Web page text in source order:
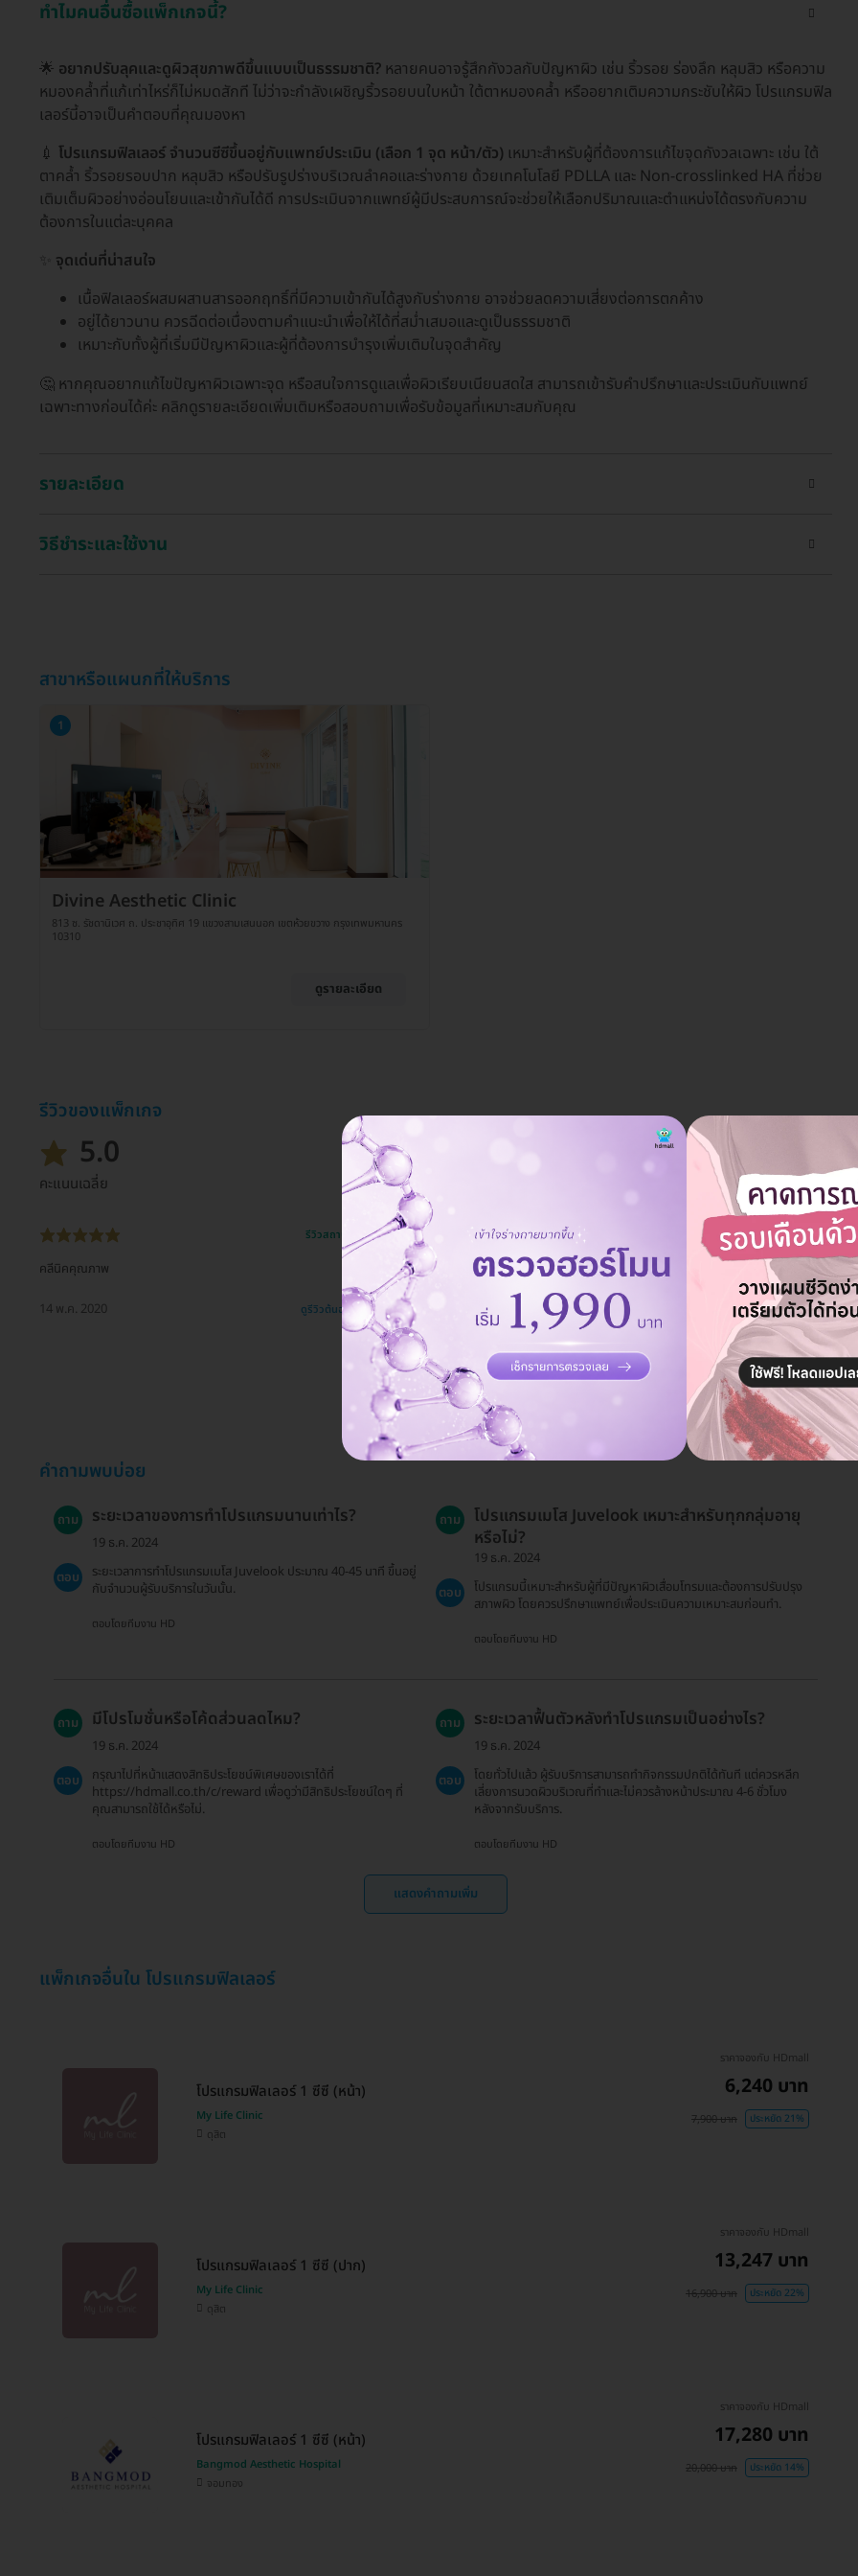
ทำไมคนอื่นซื้อแพ็กเกจนี้?
🌟 อยากปรับลุคและดูผิวสุขภาพดีขึ้นแบบเป็นธรรมชาติ? หลายคนอาจรู้สึกกังวลกับปัญหาผิว เช่น ริ้วรอย ร่องลึก หลุมสิว หรือความ
หมองคล้ำที่แก้เท่าไหร่ก็ไม่หมดสักที ไม่ว่าจะกำลังเผชิญริ้วรอยบนใบหน้า ใต้ตาหมองคล้ำ หรืออยากเติมความกระชับให้ผิว โปรแกรมฟิล
เลอร์นี้อาจเป็นคำตอบที่คุณมองหา
💉 โปรแกรมฟิลเลอร์ จำนวนซีซีขึ้นอยู่กับแพทย์ประเมิน (เลือก 1 จุด หน้า/ตัว) เหมาะสำหรับผู้ที่ต้องการแก้ไขจุดกังวลเฉพาะ เช่น ใต้
ตาคล้ำ ริ้วรอยรอบปาก หลุมสิว หรือปรับรูปร่างบริเวณลำคอและร่างกาย ด้วยเทคโนโลยี PDLLA และ Non-crosslinked HA ที่ช่วย
เติมเต็มผิวอย่างอ่อนโยนและเข้ากันได้ดี การประเมินจากแพทย์ผู้มีประสบการณ์จะช่วยให้เลือกปริมาณและตำแหน่งได้ตรงกับความ
ต้องการในแต่ละบุคคล
จุดเด่นที่น่าสนใจ
เนื้อฟิลเลอร์ผสมผสานสารออกฤทธิ์ที่มีความเข้ากันได้สูงกับร่างกาย อาจช่วยลดความเสี่ยงต่อการตกค้าง
อยู่ได้ยาวนาน ควรฉีดต่อเนื่องตามคำแนะนำเพื่อให้ได้ที่สม่ำเสมอและดูเป็นธรรมชาติ
เหมาะกับทั้งผู้ที่เริ่มมีปัญหาผิวและผู้ที่ต้องการบำรุงเพิ่มเติมในจุดสำคัญ
🤔 หากคุณอยากแก้ไขปัญหาผิวเฉพาะจุด หรือสนใจการดูแลเพื่อผิวเรียบเนียนสดใส สามารถเข้ารับคำปรึกษาและประเมินกับแพทย์
เฉพาะทางก่อนได้ค่ะ คลิกดูรายละเอียดเพิ่มเติมหรือสอบถามเพื่อรับข้อมูลที่เหมาะสมกับคุณ
รายละเอียด
วิธีชำระและใช้งาน
สาขาหรือแผนกที่ให้บริการ
1
Divine Aesthetic Clinic
813 ซ. รัชดานิเวศ ถ. ประชาอุทิศ 19 แขวงสามเสนนอก เขตห้วยขวาง กรุงเทพมหานคร
10310
ดูรายละเอียด
รีวิวของแพ็กเกจ
5.0
คะแนนเฉลี่ย
รีวิวสถานที่ให้บริการ 🏥
คลีนิคคุณภาพ
14 พ.ค. 2020 ดูรีวิวต้นฉบับ
คำถามพบบ่อย
ถาม ระยะเวลาของการทำโปรแกรมนานเท่าไร?
19 ธ.ค. 2024
ตอบ
ระยะเวลาการทำโปรแกรมเมโส Juvelook ประมาณ 40-45 นาที ขึ้นอยู่
กับจำนวนผู้รับบริการในวันนั้น.
ตอบโดยทีมงาน HD
ถาม
โปรแกรมเมโส Juvelook เหมาะสำหรับทุกกลุ่มอายุ
หรือไม่?
19 ธ.ค. 2024
ตอบ
โปรแกรมนี้เหมาะสำหรับผู้ที่มีปัญหาผิวเสื่อมโทรมและต้องการปรับปรุง
สภาพผิว โดยควรปรึกษาแพทย์เพื่อประเมินความเหมาะสมก่อนทำ.
ตอบโดยทีมงาน HD
ถาม มีโปรโมชั่นหรือโค้ดส่วนลดไหม?
19 ธ.ค. 2024
ตอบ
กรุณาไปที่หน้าแสดงสิทธิประโยชน์พิเศษของเราได้ที่
https://hdmall.co.th/c/reward เพื่อดูว่ามีสิทธิประโยชน์ใดๆ ที่
คุณสามารถใช้ได้หรือไม่.
ตอบโดยทีมงาน HD
ถาม ระยะเวลาฟื้นตัวหลังทำโปรแกรมเป็นอย่างไร?
19 ธ.ค. 2024
ตอบ
โดยทั่วไปแล้ว ผู้รับบริการสามารถทำกิจกรรมปกติได้ทันที แต่ควรหลีก
เลี่ยงการนวดผิวบริเวณที่ทำและไม่ควรล้างหน้าประมาณ 4-6 ชั่วโมง
หลังจากรับบริการ.
ตอบโดยทีมงาน HD
แสดงคำถามเพิ่ม
แพ็กเกจอื่นใน โปรแกรมฟิลเลอร์
โปรแกรมฟิลเลอร์ 1 ซีซี (หน้า)
My Life Clinic
ดุสิต
ราคาจองกับ HDmall
6,240 บาท
7,900 บาท ประหยัด 21%
โปรแกรมฟิลเลอร์ 1 ซีซี (ปาก)
My Life Clinic
ดุสิต
ราคาจองกับ HDmall
13,247 บาท
16,900 บาท ประหยัด 22%
โปรแกรมฟิลเลอร์ 1 ซีซี (หน้า)
Bangmod Aesthetic Hospital
จอมทอง
ราคาจองกับ HDmall
17,280 บาท
20,000 บาท ประหยัด 14%